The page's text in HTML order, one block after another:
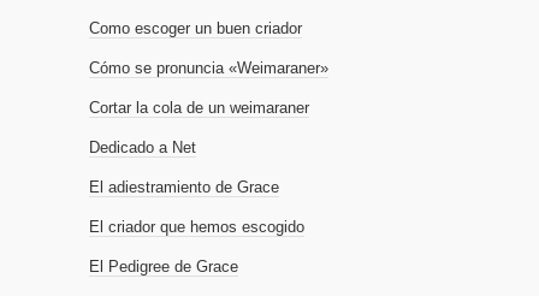
Como escoger un buen criador
Cómo se pronuncia «Weimaraner»
Cortar la cola de un weimaraner
Dedicado a Net
El adiestramiento de Grace
El criador que hemos escogido
El Pedigree de Grace